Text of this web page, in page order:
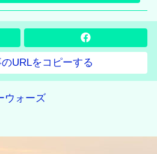
URLをコピーする
ウォーズ